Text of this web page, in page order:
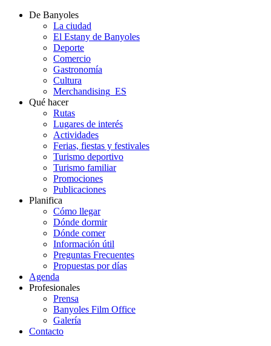
De Banyoles
La ciudad
El Estany de Banyoles
Deporte
Comercio
Gastronomía
Cultura
Merchandising_ES
Qué hacer
Rutas
Lugares de interés
Actividades
Ferias, fiestas y festivales
Turismo deportivo
Turismo familiar
Promociones
Publicaciones
Planifica
Cómo llegar
Dónde dormir
Dónde comer
Información útil
Preguntas Frecuentes
Propuestas por días
Agenda
Profesionales
Prensa
Banyoles Film Office
Galería
Contacto